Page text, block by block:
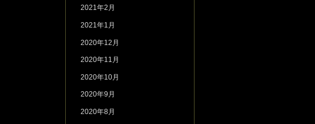
2021年2月
2021年1月
2020年12月
2020年11月
2020年10月
2020年9月
2020年8月